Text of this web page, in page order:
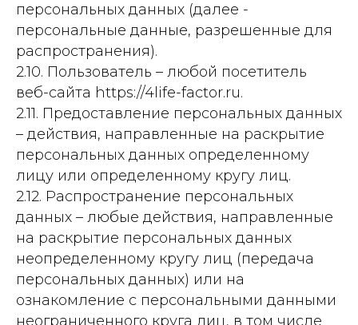
персональных данных (далее -
персональные данные, разрешенные для
распространения).
2.10. Пользователь – любой посетитель
веб-сайта https://4life-factor.ru.
2.11. Предоставление персональных данных
– действия, направленные на раскрытие
персональных данных определенному
лицу или определенному кругу лиц.
2.12. Распространение персональных
данных – любые действия, направленные
на раскрытие персональных данных
неопределенному кругу лиц (передача
персональных данных) или на
ознакомление с персональными данными
неограниченного круга лиц, в том числе